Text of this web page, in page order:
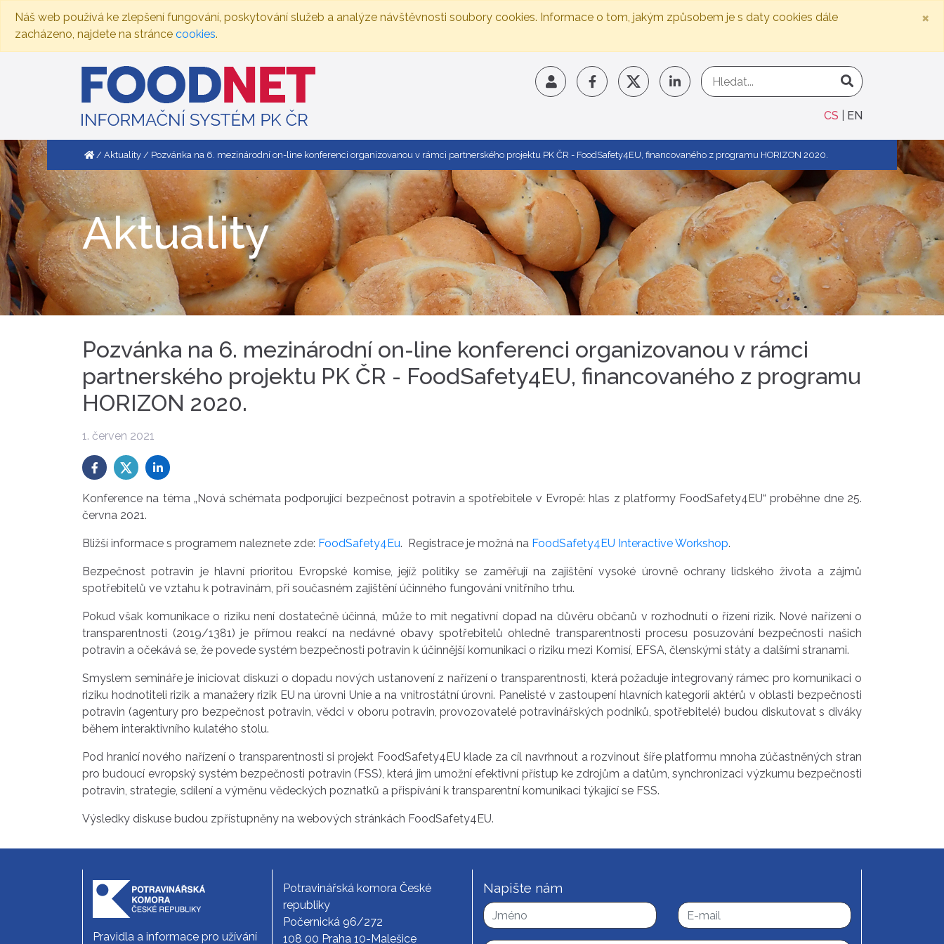
Náš web používá ke zlepšení fungování, poskytování služeb a analýze návštěvnosti soubory cookies. Informace o tom, jakým způsobem je s daty cookies dále
zacházeno, najdete na stránce cookies.
×
CS EN
Aktuality Pozvánka na 6. mezinárodní on-line konferenci organizovanou v rámci partnerského projektu PK ČR - FoodSafety4EU, financovaného z programu HORIZON 2020.
Aktuality
Pozvánka na 6. mezinárodní on-line konferenci organizovanou v rámci
partnerského projektu PK ČR - FoodSafety4EU, financovaného z programu
HORIZON 2020.
1. červen 2021
Konference na téma „Nová schémata podporující bezpečnost potravin a spotřebitele v Evropě: hlas z platformy FoodSafety4EU“ proběhne dne 25.
června 2021.
Bližší informace s programem naleznete zde: FoodSafety4Eu. Registrace je možná na FoodSafety4EU Interactive Workshop.
Bezpečnost potravin je hlavní prioritou Evropské komise, jejíž politiky se zaměřují na zajištění vysoké úrovně ochrany lidského života a zájmů
spotřebitelů ve vztahu k potravinám, při současném zajištění účinného fungování vnitřního trhu.
Pokud však komunikace o riziku není dostatečně účinná, může to mít negativní dopad na důvěru občanů v rozhodnutí o řízení rizik. Nové nařízení o
transparentnosti (2019/1381) je přímou reakcí na nedávné obavy spotřebitelů ohledně transparentnosti procesu posuzování bezpečnosti našich
potravin a očekává se, že povede systém bezpečnosti potravin k účinnější komunikaci o riziku mezi Komisí, EFSA, členskými státy a dalšími stranami.
Smyslem semináře je iniciovat diskuzi o dopadu nových ustanovení z nařízení o transparentnosti, která požaduje integrovaný rámec pro komunikaci o
riziku hodnotiteli rizik a manažery rizik EU na úrovni Unie a na vnitrostátní úrovni. Panelisté v zastoupení hlavních kategorií aktérů v oblasti bezpečnosti
potravin (agentury pro bezpečnost potravin, vědci v oboru potravin, provozovatelé potravinářských podniků, spotřebitelé) budou diskutovat s diváky
během interaktivního kulatého stolu.
Pod hranicí nového nařízení o transparentnosti si projekt FoodSafety4EU klade za cíl navrhnout a rozvinout šíře platformu mnoha zúčastněných stran
pro budoucí evropský systém bezpečnosti potravin (FSS), která jim umožní efektivní přístup ke zdrojům a datům, synchronizaci výzkumu bezpečnosti
potravin, strategie, sdílení a výměnu vědeckých poznatků a přispívání k transparentní komunikaci týkající se FSS.
Výsledky diskuse budou zpřístupněny na webových stránkách FoodSafety4EU.
Pravidla a informace pro užívání
Potravinářská komora České
republiky
Počernická 96/272
108 00 Praha 10-Malešice
Napište nám